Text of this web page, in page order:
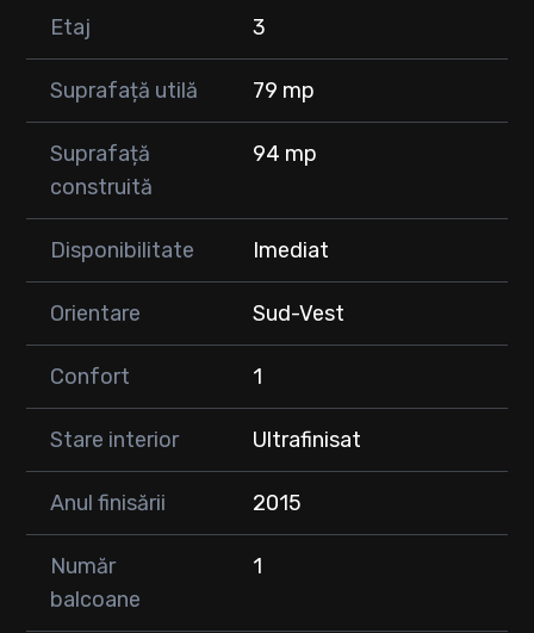
Etaj 3
Suprafață utilă 79 mp
Suprafață
construită
94 mp
Disponibilitate Imediat
Orientare Sud-Vest
Confort 1
Stare interior Ultrafinisat
Anul finisării 2015
Număr
balcoane
1